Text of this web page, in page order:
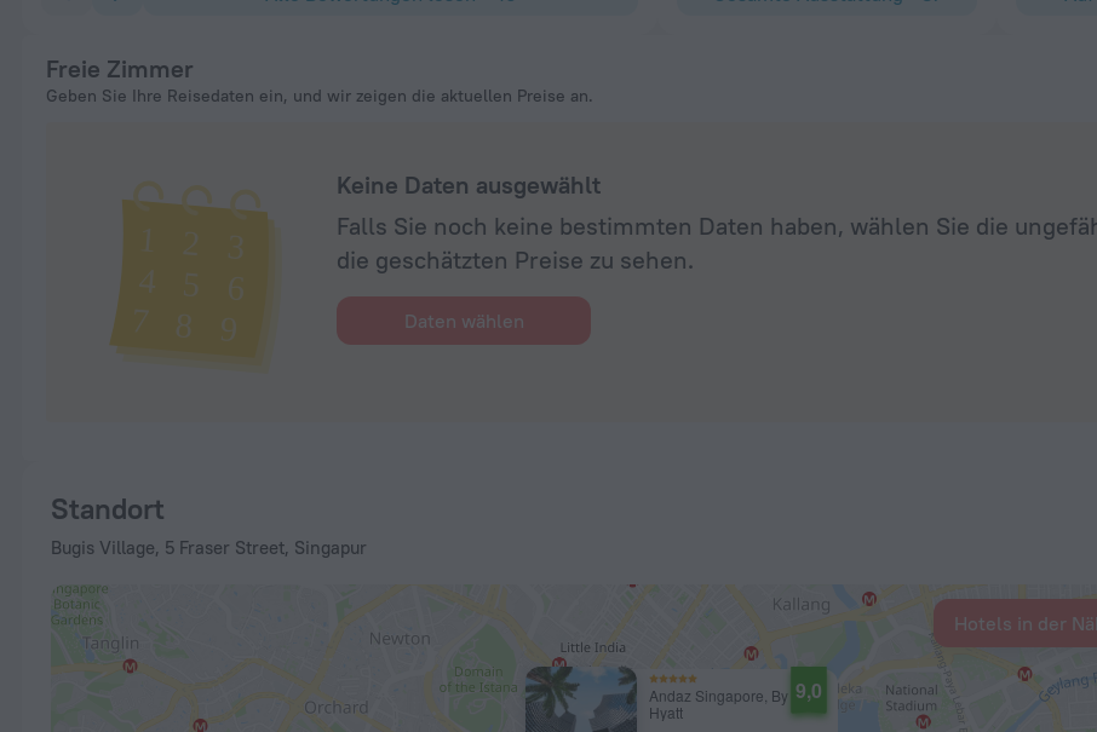
Freie Zimmer
Geben Sie Ihre Reisedaten ein, und wir zeigen die aktuellen Preise an.
Keine Daten ausgewählt
Falls Sie noch keine bestimmten Daten haben, wählen Sie die
die geschätzten Preise zu sehen.
Daten wählen
Standort
Bugis Village, 5 Fraser Street, Singapur
Andaz Singapore, By
Hyatt
9,0
Hotels in der